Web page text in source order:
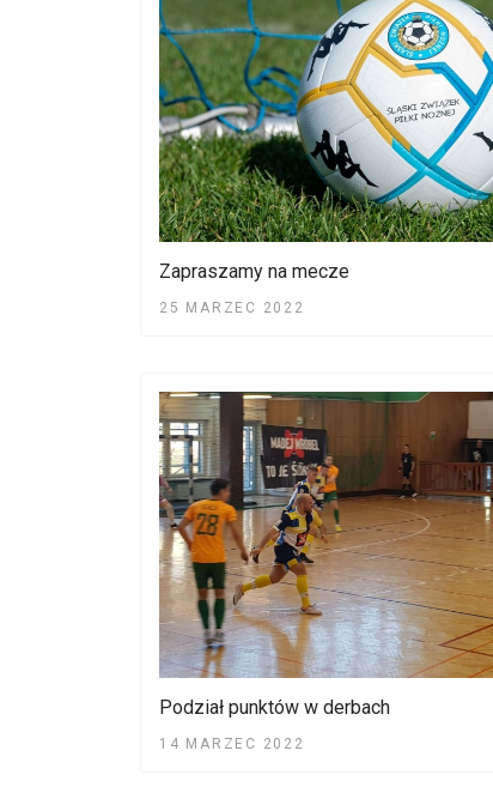
Zapraszamy na mecze
25 MARZEC 2022
Podział punktów w derbach
14 MARZEC 2022